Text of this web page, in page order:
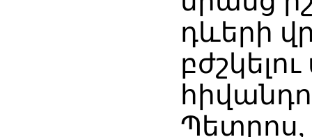
դևերի
Պետրոս,